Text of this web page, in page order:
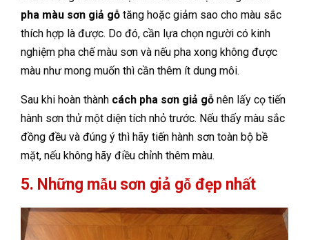
pha màu sơn giả gỗ tăng hoặc giảm sao cho màu sắc
thích hợp là được. Do đó, cần lựa chọn người có kinh
nghiệm pha chế màu sơn và nếu pha xong không được
màu như mong muốn thì cần thêm ít dung môi.
Sau khi hoàn thành cách pha sơn giả gỗ nên lấy cọ tiến
hành sơn thử một diện tích nhỏ trước. Nếu thấy màu sắc
đồng đều và đúng ý thì hãy tiến hành sơn toàn bộ bề
mặt, nếu không hãy điều chỉnh thêm màu.
5. Những mẫu sơn giả gỗ đẹp nhất